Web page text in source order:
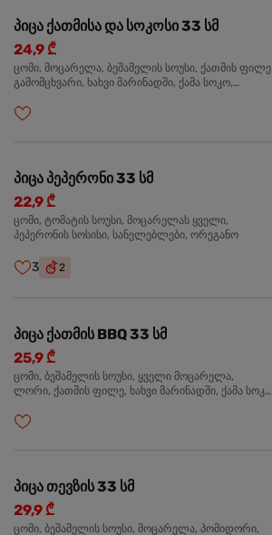
პიცა ქათმისა და სოკოსი 33 სმ
24,9 ₾
ცომი, მოცარელა, ბეშამელის სოუსი, ქათმის ფილე
გამომცხვარი, ხახვი მარინადში, ქამა სოკო,
პიცა პეპერონი 33 სმ
22,9 ₾
ცომი, ტომატის სოუსი, მოცარელას ყველი,
პეპერონის სოსისი, სანელებლები, ორეგანო
3 2
პიცა ქათმის BBQ 33 სმ
25,9 ₾
ცომი, ბეშამელის სოუსი, ყველი მოცარელა,
ლორი, ქათმის ფილე, ხახვი მარინადში, ქამა სოკო
პიცა თევზის 33 სმ
29,9 ₾
ცომი, ბეშამელის სოუსი, მოცარელა, პომიდორი,